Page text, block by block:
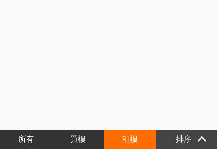
所有 買樓 租樓 排序